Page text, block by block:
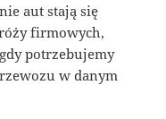
aut stają się
firmowych,
potrzebujemy
w danym